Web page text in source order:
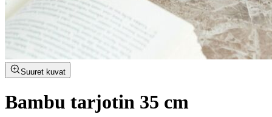
Suuret kuvat
Bambu tarjotin 35 cm